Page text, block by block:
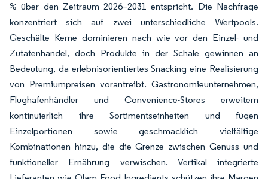
% über den Zeitraum 2026–2031 entspricht. Die Nachfrage
konzentriert sich auf zwei unterschiedliche Wertpools.
Geschälte Kerne dominieren nach wie vor den Einzel- und
Zutatenhandel, doch Produkte in der Schale gewinnen an
Bedeutung, da erlebnisorientiertes Snacking eine Realisierung
von Premiumpreisen vorantreibt. Gastronomieunternehmen,
Flughafenhändler und Convenience-Stores erweitern
kontinuierlich ihre Sortimentseinheiten und fügen
Einzelportionen sowie geschmacklich vielfältige
Kombinationen hinzu, die die Grenze zwischen Genuss und
funktioneller Ernährung verwischen. Vertikal integrierte